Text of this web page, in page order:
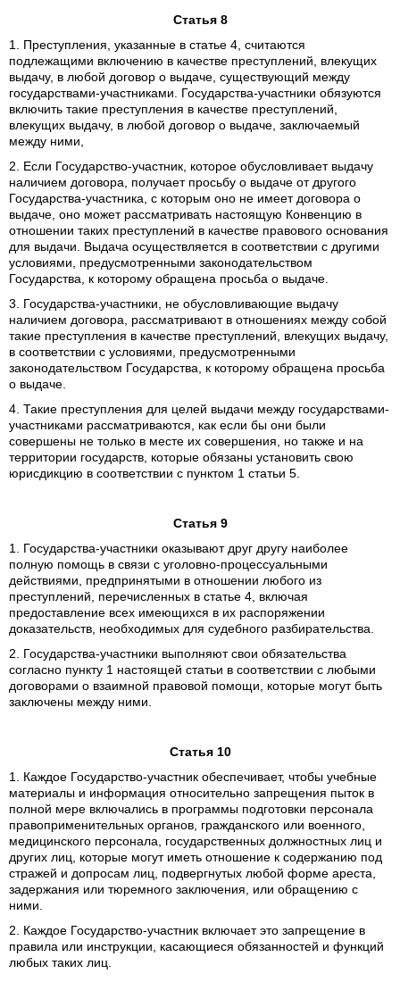
Статья 8
1. Преступления, указанные в статье 4, считаются
подлежащими включению в качестве преступлений, влекущих
выдачу, в любой договор о выдаче, существующий между
государствами-участниками. Государства-участники обязуются
включить такие преступления в качестве преступлений,
влекущих выдачу, в любой договор о выдаче, заключаемый
между ними,
2. Если Государство-участник, которое обусловливает выдачу
наличием договора, получает просьбу о выдаче от другого
Государства-участника, с которым оно не имеет договора о
выдаче, оно может рассматривать настоящую Конвенцию в
отношении таких преступлений в качестве правового основания
для выдачи. Выдача осуществляется в соответствии с другими
условиями, предусмотренными законодательством
Государства, к которому обращена просьба о выдаче.
3. Государства-участники, не обусловливающие выдачу
наличием договора, рассматривают в отношениях между собой
такие преступления в качестве преступлений, влекущих выдачу,
в соответствии с условиями, предусмотренными
законодательством Государства, к которому обращена просьба
о выдаче.
4. Такие преступления для целей выдачи между государствами-
участниками рассматриваются, как если бы они были
совершены не только в месте их совершения, но также и на
территории государств, которые обязаны установить свою
юрисдикцию в соответствии с пунктом 1 статьи 5.
Статья 9
1. Государства-участники оказывают друг другу наиболее
полную помощь в связи с уголовно-процессуальными
действиями, предпринятыми в отношении любого из
преступлений, перечисленных в статье 4, включая
предоставление всех имеющихся в их распоряжении
доказательств, необходимых для судебного разбирательства.
2. Государства-участники выполняют свои обязательства
согласно пункту 1 настоящей статьи в соответствии с любыми
договорами о взаимной правовой помощи, которые могут быть
заключены между ними.
Статья 10
1. Каждое Государство-участник обеспечивает, чтобы учебные
материалы и информация относительно запрещения пыток в
полной мере включались в программы подготовки персонала
правоприменительных органов, гражданского или военного,
медицинского персонала, государственных должностных лиц и
других лиц, которые могут иметь отношение к содержанию под
стражей и допросам лиц, подвергнутых любой форме ареста,
задержания или тюремного заключения, или обращению с
ними.
2. Каждое Государство-участник включает это запрещение в
правила или инструкции, касающиеся обязанностей и функций
любых таких лиц.